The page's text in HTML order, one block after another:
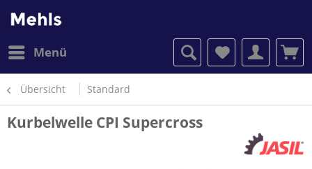
Menü
Übersicht Standard
Kurbelwelle CPI Supercross